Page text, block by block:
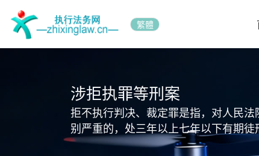
繁體
涉拒执罪等刑案
拒不执行判决、裁定罪是指，对人民
别严重的，处三年以上七年以下有期徒